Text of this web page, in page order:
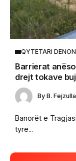
QYTETARI
Barrierat
drejt tokave
By B.
Banorët e
tyre...